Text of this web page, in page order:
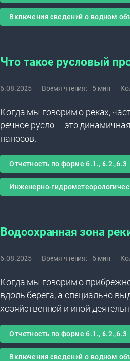
Включения сведений о водном
Что такое русловый
6.08.2025 Время чтения: 5 мин
Когда мы говорим о реках,
речное русло – это
наносов.
Отчетность по форме 6.1., 6.2.,6.3
Инженерно-
Водоохранная зона
6.08.2025 Время чтения: 6 мин
Когда мы говорим о
вдоль берега, а специально
хозяйственной и иной
Отчетность по форме 6.1., 6.2.,6.3
Включения сведений о водном